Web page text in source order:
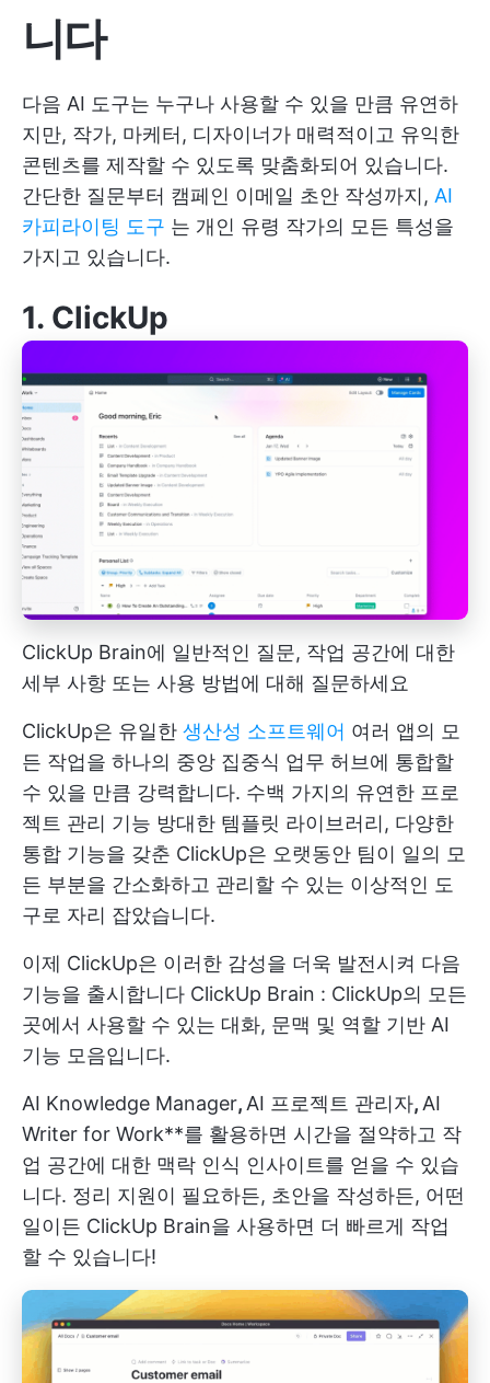
니다
다음 AI 도구는 누구나 사용할 수 있을 만큼 유연하
지만, 작가, 마케터, 디자이너가 매력적이고 유익한
콘텐츠를 제작할 수 있도록 맞춤화되어 있습니다.
간단한 질문부터 캠페인 이메일 초안 작성까지, AI
카피라이팅 도구 는 개인 유령 작가의 모든 특성을
가지고 있습니다.
1. ClickUp
ClickUp Brain에 일반적인 질문, 작업 공간에 대한
세부 사항 또는 사용 방법에 대해 질문하세요
ClickUp은 유일한 생산성 소프트웨어 여러 앱의 모
든 작업을 하나의 중앙 집중식 업무 허브에 통합할
수 있을 만큼 강력합니다. 수백 가지의 유연한 프로
젝트 관리 기능 방대한 템플릿 라이브러리, 다양한
통합 기능을 갖춘 ClickUp은 오랫동안 팀이 일의 모
든 부분을 간소화하고 관리할 수 있는 이상적인 도
구로 자리 잡았습니다.
이제 ClickUp은 이러한 감성을 더욱 발전시켜 다음
기능을 출시합니다 ClickUp Brain : ClickUp의 모든
곳에서 사용할 수 있는 대화, 문맥 및 역할 기반 AI
기능 모음입니다.
AI Knowledge Manager,AI 프로젝트 관리자,AI
Writer for Work**를 활용하면 시간을 절약하고 작
업 공간에 대한 맥락 인식 인사이트를 얻을 수 있습
니다. 정리 지원이 필요하든, 초안을 작성하든, 어떤
일이든 ClickUp Brain을 사용하면 더 빠르게 작업
할 수 있습니다!